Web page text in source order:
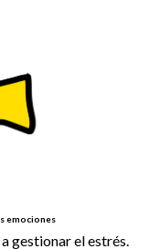
emociones
gestionar el estrés.